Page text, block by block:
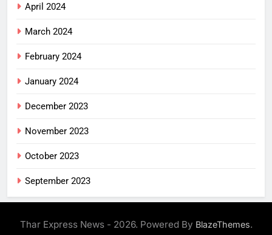
April 2024
March 2024
February 2024
January 2024
December 2023
November 2023
October 2023
September 2023
Thar Express News - 2026. Powered By BlazeThemes.